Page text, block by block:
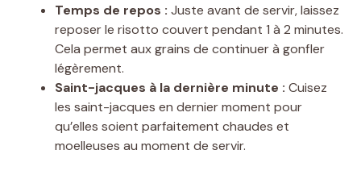
Temps de repos : Juste avant de servir, laissez
reposer le risotto couvert pendant 1 à 2 minutes.
Cela permet aux grains de continuer à gonfler
légèrement.
Saint-jacques à la dernière minute : Cuisez
les saint-jacques en dernier moment pour
qu’elles soient parfaitement chaudes et
moelleuses au moment de servir.